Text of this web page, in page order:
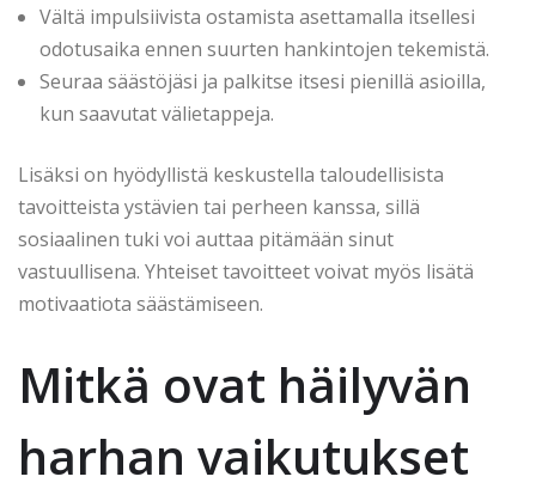
Vältä impulsiivista ostamista asettamalla itsellesi
odotusaika ennen suurten hankintojen tekemistä.
Seuraa säästöjäsi ja palkitse itsesi pienillä asioilla,
kun saavutat välietappeja.
Lisäksi on hyödyllistä keskustella taloudellisista
tavoitteista ystävien tai perheen kanssa, sillä
sosiaalinen tuki voi auttaa pitämään sinut
vastuullisena. Yhteiset tavoitteet voivat myös lisätä
motivaatiota säästämiseen.
Mitkä ovat häilyvän
harhan vaikutukset